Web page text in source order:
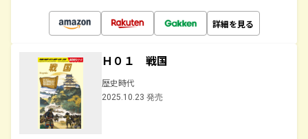
詳細を見る
Ｈ０１ 戦国
歴史時代
2025.10.23 発売